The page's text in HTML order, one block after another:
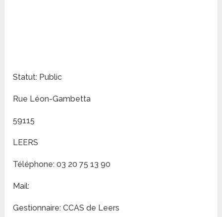
Statut: Public
Rue Léon-Gambetta
59115
LEERS
Téléphone: 03 20 75 13 90
Mail:
Gestionnaire: CCAS de Leers